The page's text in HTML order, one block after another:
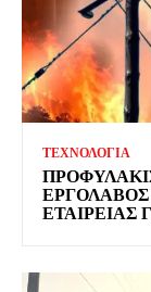
ΤΕΧΝΟΛΟΓΙΑ
ΕΡΓΟΛΑΒΟΣ
ΕΤΑΙΡΕΙΑΣ